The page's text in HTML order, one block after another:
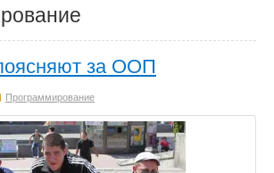
за ООП
Программирование